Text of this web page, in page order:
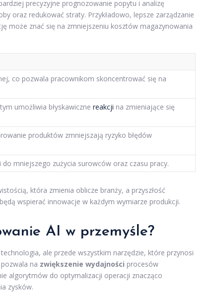
precyzyjne prognozowanie popytu i analizę
oraz redukować straty. Przykładowo, lepsze zarządzanie
może znać się na zmniejszeniu kosztów magazynowania
co pozwala pracownikom skoncentrować się na
umożliwia błyskawiczne reakcji na zmieniające się
produktów zmniejszają ryzyko błędów
mniejszego zużycia surowców oraz czasu pracy.
która zmienia oblicze branży, a przyszłość
wspierać innowacje w każdym wymiarze produkcji.
AI w przemyśle?
ale przede wszystkim narzędzie, które przynosi
na zwiększenie wydajności procesów
algorytmów do optymalizacji operacji znacząco
zysków.